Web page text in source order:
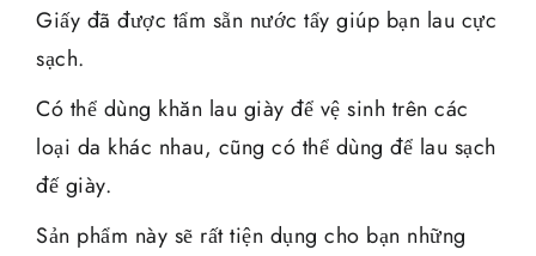
Giấy đã được tẩm sẵn nước tẩy giúp bạn lau cực
sạch.
Có thể dùng khăn lau giày để vệ sinh trên các
loại da khác nhau, cũng có thể dùng để lau sạch
đế giày.
Sản phẩm này sẽ rất tiện dụng cho bạn những